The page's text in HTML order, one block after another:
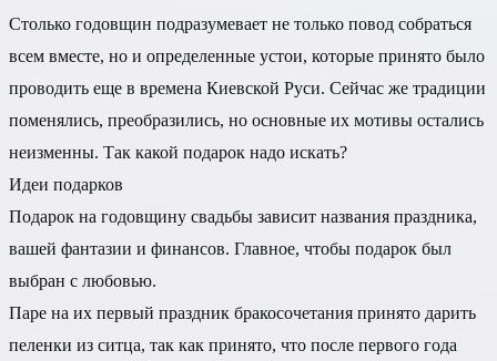
Столько годовщин подразумевает не только повод собраться
всем вместе, но и определенные устои, которые принято было
проводить еще в времена Киевской Руси. Сейчас же традиции
поменялись, преобразились, но основные их мотивы остались
неизменны. Так какой подарок надо искать?
Идеи подарков
Подарок на годовщину свадьбы зависит названия праздника,
вашей фантазии и финансов. Главное, чтобы подарок был
выбран с любовью.
Паре на их первый праздник бракосочетания принято дарить
пеленки из ситца, так как принято, что после первого года